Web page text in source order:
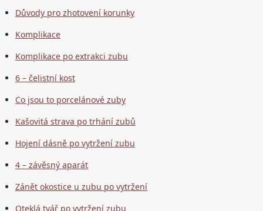
Důvody pro zhotovení korunky
Komplikace
Komplikace po extrakci zubu
6 – čelistní kost
Co jsou to porcelánové zuby
Kašovitá strava po trhání zubů
Hojení dásně po vytržení zubu
4 – závěsný aparát
Zánět okostice u zubu po vytržení
Oteklá tvář po vytržení zubu